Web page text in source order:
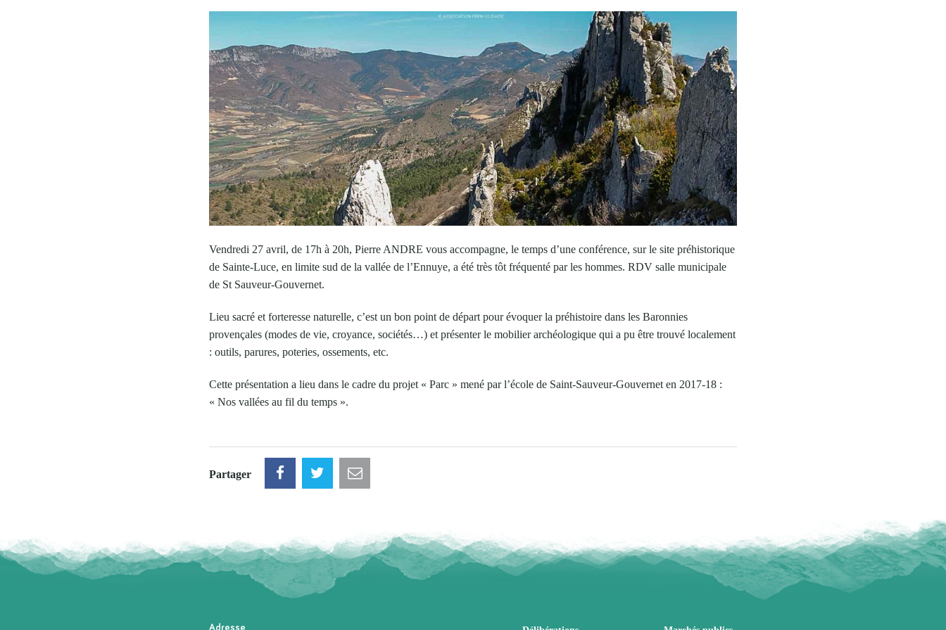
Vendredi 27 avril, de 17h à 20h, Pierre ANDRE vous accompagne, le temps d’une conférence, sur le site préhistorique
de Sainte-Luce, en limite sud de la vallée de l’Ennuye, a été très tôt fréquenté par les hommes. RDV salle municipale
de St Sauveur-Gouvernet.
Lieu sacré et forteresse naturelle, c’est un bon point de départ pour évoquer la préhistoire dans les Baronnies
provençales (modes de vie, croyance, sociétés…) et présenter le mobilier archéologique qui a pu être trouvé localement
: outils, parures, poteries, ossements, etc.
Cette présentation a lieu dans le cadre du projet « Parc » mené par l’école de Saint-Sauveur-Gouvernet en 2017-18 :
« Nos vallées au fil du temps ».
Partager
Adresse